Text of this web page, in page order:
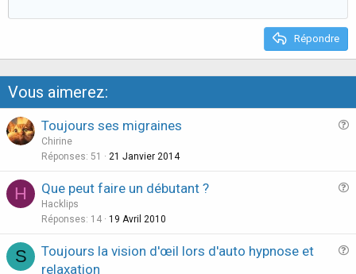
t
Répondre
Vous aimerez:
Toujours ses migraines
Chirine
Réponses 51 21 Janvier 2014
H Que peut faire un débutant ?
Hacklips
Réponses 14 19 Avril 2010
S
Toujours la vision d'œil lors d'auto hypnose et
relaxation